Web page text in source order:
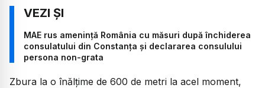
MAE rus amenință România cu măsuri după închiderea
consulatului din Constanța și declararea consulului
persona non-grata
Zbura la o înălțime de 600 de metri la acel moment,